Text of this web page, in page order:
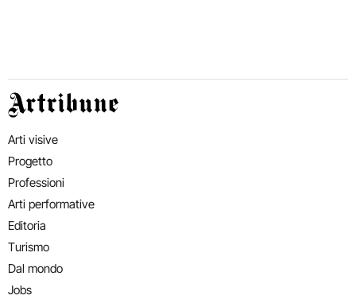
Artribune
Arti visive
Progetto
Professioni
Arti performative
Editoria
Turismo
Dal mondo
Jobs